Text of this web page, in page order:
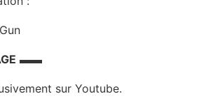
▬▬
sur Youtube.